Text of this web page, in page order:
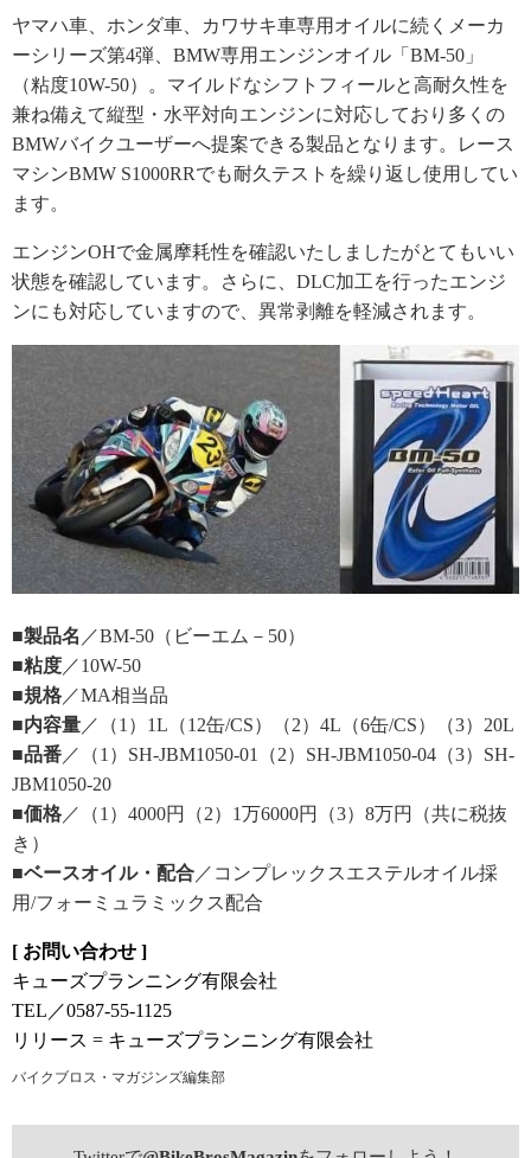
ヤマハ車、ホンダ車、カワサキ車専用オイルに続くメーカ
ーシリーズ第4弾、BMW専用エンジンオイル「BM-50」
（粘度10W-50）。マイルドなシフトフィールと高耐久性を
兼ね備えて縦型・水平対向エンジンに対応しており多くの
BMWバイクユーザーへ提案できる製品となります。レース
マシンBMW S1000RRでも耐久テストを繰り返し使用してい
ます。
エンジンOHで金属摩耗性を確認いたしましたがとてもいい
状態を確認しています。さらに、DLC加工を行ったエンジ
ンにも対応していますので、異常剥離を軽減されます。
■製品名 ／BM-50（ビーエム－50）
■粘度 ／10W-50
■規格 ／MA相当品
■内容量 ／（1）1L（12缶/CS）（2）4L（6缶/CS）（3）20L
■品番 ／（1）SH-JBM1050-01（2）SH-JBM1050-04（3）SH-
JBM1050-20
■価格 ／（1）4000円（2）1万6000円（3）8万円（共に税抜
き）
■ベースオイル・配合 ／コンプレックスエステルオイル採
用/フォーミュラミックス配合
[ お問い合わせ ]
キューズプランニング有限会社
TEL／0587-55-1125
リリース = キューズプランニング有限会社
バイクブロス・マガジンズ編集部